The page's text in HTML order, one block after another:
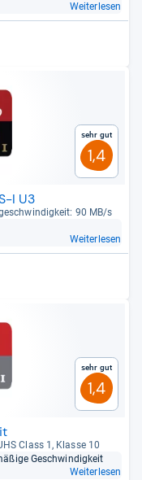
Weiterlesen
Sehr gut
1,4
I U3
90 MB/s
Weiterlesen
Sehr gut
1,4
Class 1, Klasse 10
Geschwin­dig­keit
Weiterlesen